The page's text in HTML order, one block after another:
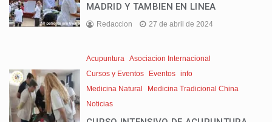
MADRID Y TAMBIEN EN LINEA
Redaccion 27 de abril de 2024
Acupuntura Asociacion Internacional
Cursos y Eventos
Eventos info
Medicina Natural
Medicina Tradicional China
Noticias